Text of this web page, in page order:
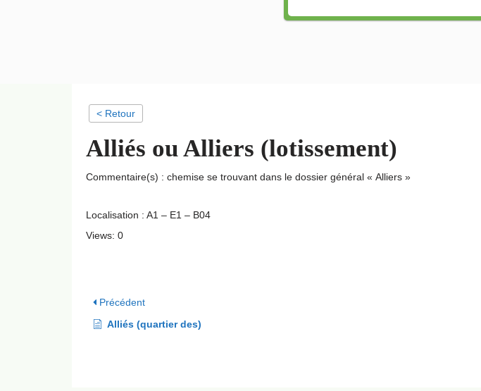
< Retour
Alliés ou Alliers (lotissement)
Commentaire(s) : chemise se trouvant dans le dossier général « Alliers »
Localisation : A1 – E1 – B04
Views: 0
Précédent
Alliés (quartier des)